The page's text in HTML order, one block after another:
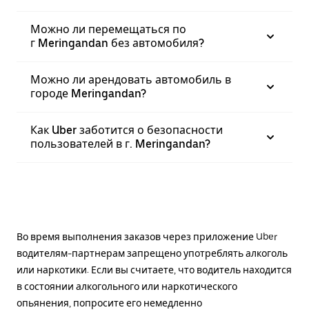
Можно ли перемещаться по
г Meringandan без автомобиля?
Можно ли арендовать автомобиль в
городе Meringandan?
Как Uber заботится о безопасности
пользователей в г. Meringandan?
Во время выполнения заказов через приложение Uber
водителям-партнерам запрещено употреблять алкоголь
или наркотики. Если вы считаете, что водитель находится
в состоянии алкогольного или наркотического
опьянения, попросите его немедленно